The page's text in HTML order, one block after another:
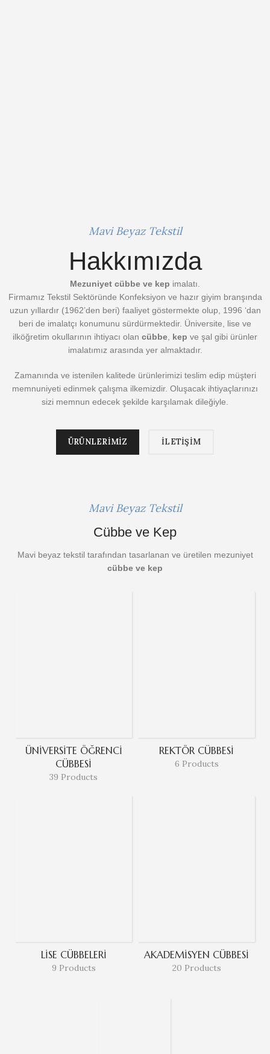
Mavi Beyaz Tekstil
Hakkımızda
Mezuniyet cübbe ve kep imalatı.
Firmamız Tekstil Sektöründe Konfeksiyon ve hazır giyim branşında
uzun yıllardır (1962’den beri) faaliyet göstermekte olup, 1996 ‘dan
beri de imalatçı konumunu sürdürmektedir. Üniversite, lise ve
ilköğretim okullarının ihtiyacı olan cübbe kep ve şal gibi ürünler
imalatımız arasında yer almaktadır.
Zamanında ve istenilen kalitede ürünlerimizi teslim edip müşteri
memnuniyeti edinmek çalışma ilkemizdir. Oluşacak ihtiyaçlarınızı
sizi memnun edecek şekilde karşılamak dileğiyle.
ÜRÜNLERİMİZ İLETİŞİM
Mavi Beyaz Tekstil
Cübbe ve Kep
Mavi beyaz tekstil tarafından tasarlanan ve üretilen mezuniyet
cübbe ve kep
ÜNIVERSITE ÖĞRENCI
CÜBBESI
39 Products
REKTÖR CÜBBESI
6 Products
LISE CÜBBELERI
9 Products
AKADEMISYEN CÜBBESI
20 Products